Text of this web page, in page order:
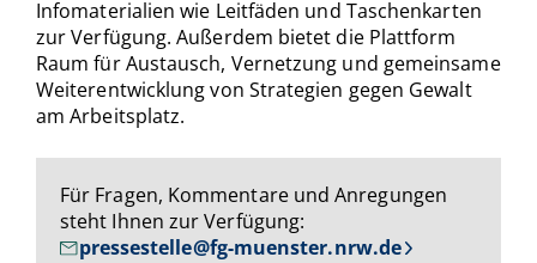
Infomaterialien wie Leitfäden und Taschenkarten
zur Verfügung. Außerdem bietet die Plattform
Raum für Austausch, Vernetzung und gemeinsame
Weiterentwicklung von Strategien gegen Gewalt
am Arbeitsplatz.
Für Fragen, Kommentare und Anregungen
steht Ihnen zur Verfügung:
pressestelle@fg-muenster.nrw.de